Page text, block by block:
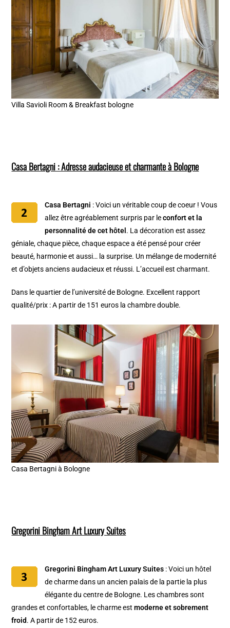
Villa Savioli Room & Breakfast bologne
Casa Bertagni : Adresse audacieuse et charmante à Bologne
Casa Bertagni : Voici un véritable coup de coeur ! Vous
allez être agréablement surpris par leconfort et la
personnalité de cet hôtel . La décoration est assez
géniale, chaque pièce, chaque espace a été pensé pour créer
beauté, harmonie et aussi… la surprise. Un mélange de modernité
et d’objets anciens audacieux et réussi. L’accueil est charmant.
Dans le quartier de l’université de Bologne. Excellent rapport
qualité/prix : A partir de 151 euros la chambre double.
Casa Bertagni à Bologne
Gregorini Bingham Art Luxury Suites
Gregorini Bingham Art Luxury Suites : Voici un hôtel
de charme dans un ancien palais de la partie la plus
élégante du centre de Bologne. Les chambres sont
grandes et confortables, le charme estmoderne et sobrement
froid. A partir de 152 euros.